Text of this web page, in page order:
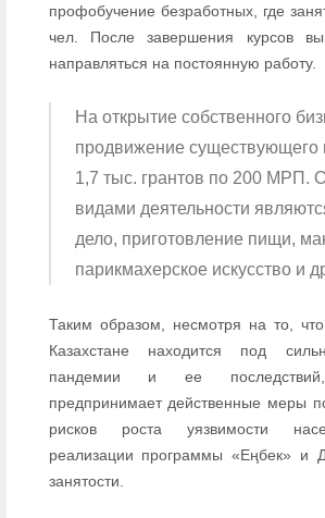
профобучение безработных, где
чел. После завершения курсов
направляться на постоянную работу.
На открытие собственного
продвижение существующего
1,7 тыс. грантов по 200 МРП.
видами деятельности
дело, приготовление пищи,
парикмахерское искусство и
Таким образом, несмотря на то,
Казахстане находится под
пандемии и ее последствий,
предпринимает действенные меры
рисков роста уязвимости
реализации программы «Еңбек» и
занятости.